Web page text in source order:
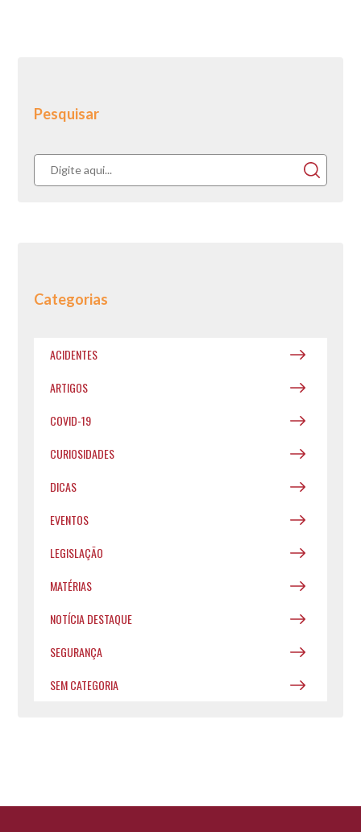
Pesquisar
Categorias
ACIDENTES
ARTIGOS
COVID-19
CURIOSIDADES
DICAS
EVENTOS
LEGISLAÇÃO
MATÉRIAS
NOTÍCIA DESTAQUE
SEGURANÇA
SEM CATEGORIA